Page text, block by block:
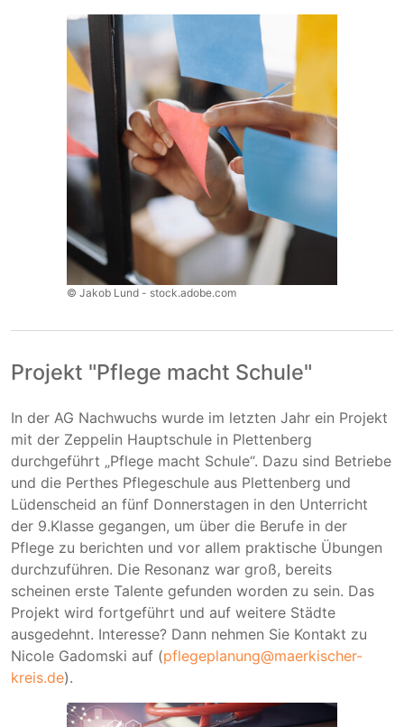
© Jakob Lund - stock.adobe.com
Projekt "Pflege macht Schule"
In der AG Nachwuchs wurde im letzten Jahr ein Projekt
mit der Zeppelin Hauptschule in Plettenberg
durchgeführt „Pflege macht Schule“. Dazu sind Betriebe
und die Perthes Pflegeschule aus Plettenberg und
Lüdenscheid an fünf Donnerstagen in den Unterricht
der 9.Klasse gegangen, um über die Berufe in der
Pflege zu berichten und vor allem praktische Übungen
durchzuführen. Die Resonanz war groß, bereits
scheinen erste Talente gefunden worden zu sein. Das
Projekt wird fortgeführt und auf weitere Städte
ausgedehnt. Interesse? Dann nehmen Sie Kontakt zu
Nicole Gadomski auf (pflegeplanung@maerkischer-
kreis.de).